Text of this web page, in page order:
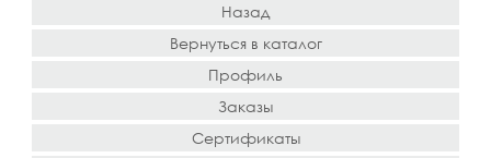
Назад
Вернуться в каталог
Профиль
Заказы
Сертификаты